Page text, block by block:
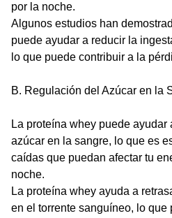
por la noche.
Algunos estudios han
puede ayudar a reducir la
lo que puede contribuir a la
B. Regulación del Azúcar en la
La proteína whey puede
azúcar en la sangre, lo que es
caídas que puedan afectar tu
noche.
La proteína whey ayuda a
en el torrente sanguíneo, lo que